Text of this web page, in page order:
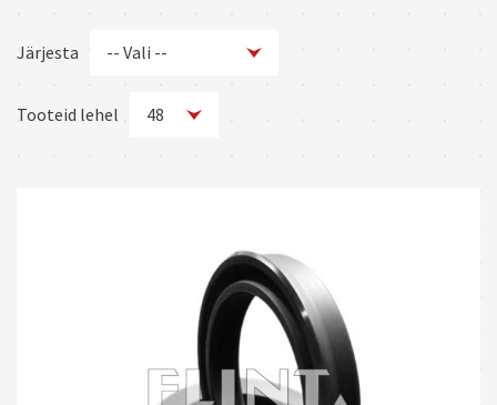
Järjesta
-- Vali --
Odavamad enne
Kallimad enne
Tooteid lehel
48